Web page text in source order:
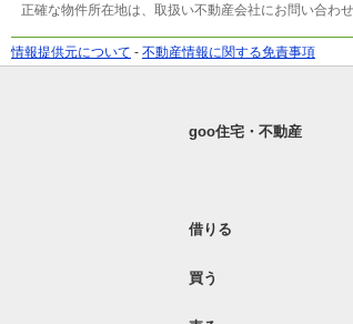
正確な物件所在地は、取扱い不動産会社にお問い合わせ
情報提供元について - 不動産情報に関する免責事項
goo住宅・不動産
借りる
買う